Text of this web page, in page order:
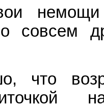
совсем
что